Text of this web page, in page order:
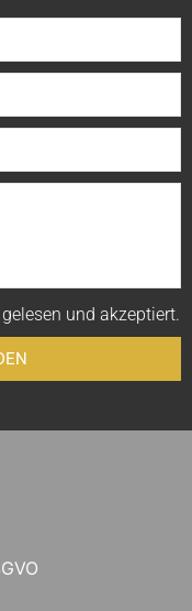
gelesen und akzeptiert.